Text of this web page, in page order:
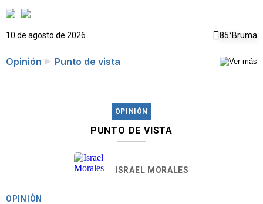
10 de agosto de 2026 85°Bruma
Opinión Punto de vista
OPINIÓN
PUNTO DE VISTA
ISRAEL MORALES
OPINIÓN